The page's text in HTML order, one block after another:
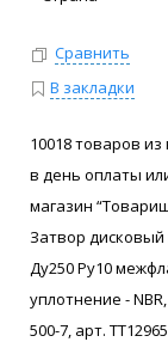
Сравнить
В закладки
10018 товаров
в день оплаты
магазин
Затвор дисковый
Ду250 Ру10
уплотнение -
500-7, арт.